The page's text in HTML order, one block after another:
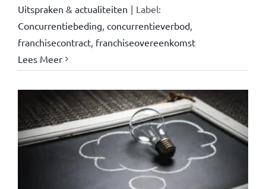
Uitspraken & actualiteiten | Label:
Concurrentiebeding concurrentieverbod,
franchisecontract, franchiseovereenkomst
Lees Meer